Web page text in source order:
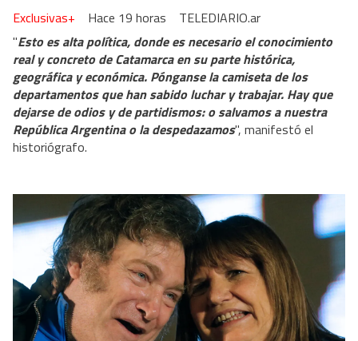
TELEDIARIO.ar
Exclusivas+
Hace 19 horas
"Esto es alta política, donde es necesario el conocimiento
real y concreto de Catamarca en su parte histórica,
geográfica y económica. Pónganse la camiseta de los
departamentos que han sabido luchar y trabajar. Hay que
dejarse de odios y de partidismos: o salvamos a nuestra
República Argentina o la despedazamos", manifestó el
historiógrafo.